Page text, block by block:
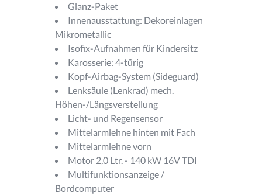
Glanz-Paket
Innenausstattung: Dekoreinlagen
Mikrometallic
Isofix-Aufnahmen für Kindersitz
Karosserie: 4-türig
Kopf-Airbag-System (Sideguard)
Lenksäule (Lenkrad) mech.
Höhen-/Längsverstellung
Licht- und Regensensor
Mittelarmlehne hinten mit Fach
Mittelarmlehne vorn
Motor 2,0 Ltr. - 140 kW 16V TDI
Multifunktionsanzeige /
Bordcomputer